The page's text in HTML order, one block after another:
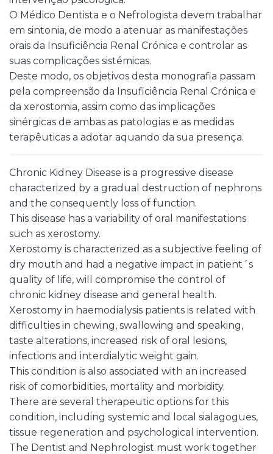
O Médico Dentista e o Nefrologista devem trabalhar
em sintonia, de modo a atenuar as manifestações
orais da Insuficiência Renal Crónica e controlar as
suas complicações sistémicas.
Deste modo, os objetivos desta monografia passam
pela compreensão da Insuficiência Renal Crónica e
da xerostomia, assim como das implicações
sinérgicas de ambas as patologias e as medidas
terapêuticas a adotar aquando da sua presença.
Chronic Kidney Disease is a progressive disease
characterized by a gradual destruction of nephrons
and the consequently loss of function.
This disease has a variability of oral manifestations
such as xerostomy.
Xerostomy is characterized as a subjective feeling of
dry mouth and had a negative impact in patient´s
quality of life, will compromise the control of
chronic kidney disease and general health.
Xerostomy in haemodialysis patients is related with
difficulties in chewing, swallowing and speaking,
taste alterations, increased risk of oral lesions,
infections and interdialytic weight gain.
This condition is also associated with an increased
risk of comorbidities, mortality and morbidity.
There are several therapeutic options for this
condition, including systemic and local sialagogues,
tissue regeneration and psychological intervention.
The Dentist and Nephrologist must work together